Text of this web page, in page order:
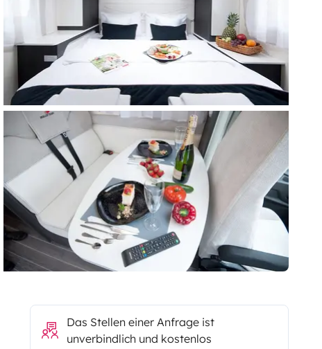
Das Stellen einer Anfrage ist
unverbindlich und kostenlos